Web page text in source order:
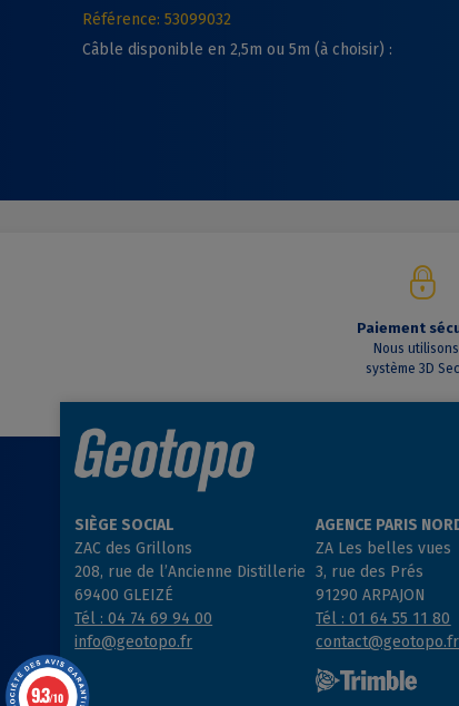
OU 5M)
Référence: 53099032
Câble disponible en 2,5m ou 5m (à choisir) :
Paiement
Nous
système 3D
SIÈGE SOCIAL
ZAC des Grillons
208, rue de l’Ancienne Distillerie
69400 GLEIZÉ
Tél : 04 74 69 94 00
info@geotopo.fr
AGENCE PARIS
ZA Les belles vues
3, rue des Prés
91290 ARPAJON
Tél : 01 64 55 11 80
contact@geotopo.fr
9.3/10